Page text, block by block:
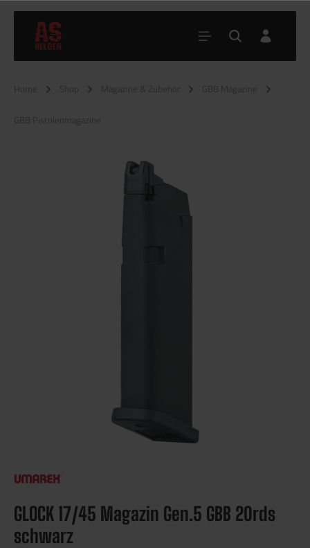
Home Shop Magazine & Zubehör GBB Magazine
GBB Pistolenmagazine
GLOCK 17/45 Magazin Gen.5 GBB 20rds
schwarz